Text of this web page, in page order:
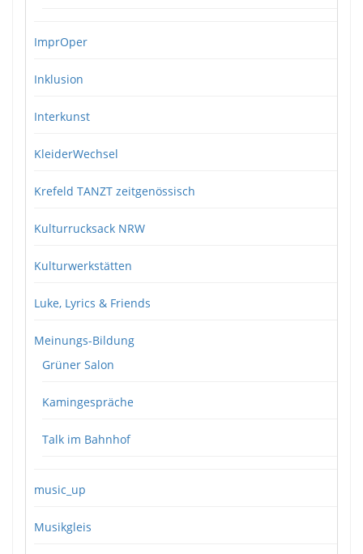
ImprOper
Inklusion
Interkunst
KleiderWechsel
Krefeld TANZT zeitgenössisch
Kulturrucksack NRW
Kulturwerkstätten
Luke, Lyrics & Friends
Meinungs-Bildung
Grüner Salon
Kamingespräche
Talk im Bahnhof
music_up
Musikgleis